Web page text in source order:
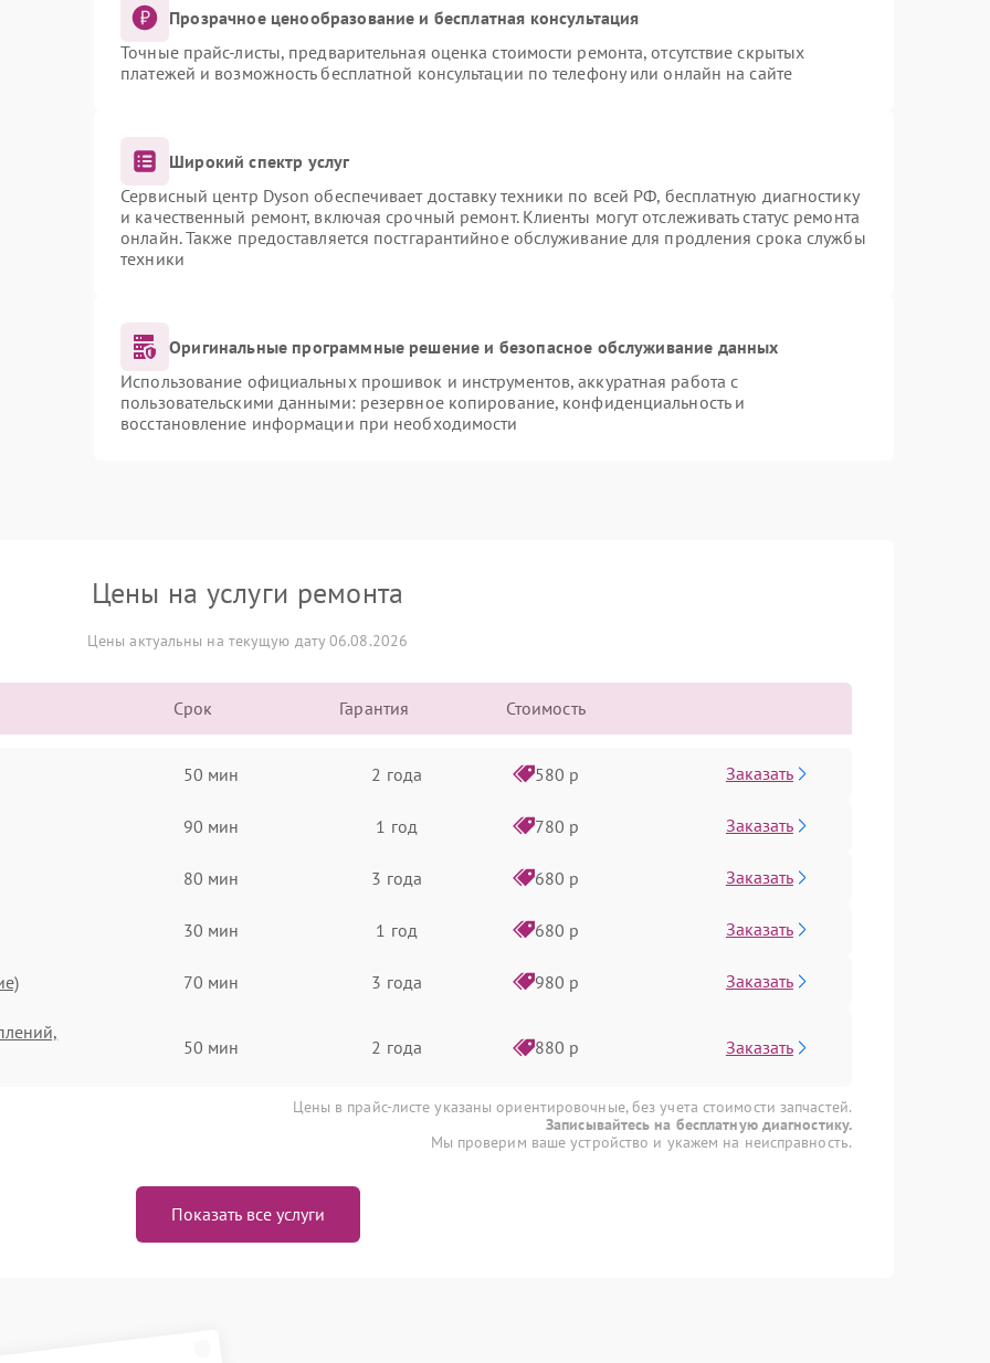
Прозрачное ценообразование и бесплатная консультация
Точные прайс-листы, предварительная оценка стоимости ремонта, отсутствие скрытых
платежей и возможность бесплатной консультации по телефону или онлайн на сайте
Широкий спектр услуг
Сервисный центр Dyson обеспечивает доставку техники по всей РФ, бесплатную диагностику
и качественный ремонт, включая срочный ремонт. Клиенты могут отслеживать статус ремонта
онлайн. Также предоставляется постгарантийное обслуживание для продления срока службы
техники
Оригинальные программные решение и безопасное обслуживание данных
Использование официальных прошивок и инструментов, аккуратная работа с
пользовательскими данными: резервное копирование, конфиденциальность и
восстановление информации при необходимости
Цены на услуги ремонта
Цены актуальны на текущую дату 06.08.2026
Срок Гарантия Стоимость
50 мин 2 года 580 р Заказать
90 мин 1 год 780 р Заказать
80 мин 3 года 680 р Заказать
30 мин 1 год 680 р Заказать
70 мин 3 года 980 р Заказать
50 мин 2 года 880 р Заказать
Цены в прайс-листе указаны ориентировочные, без учета стоимости запчастей.
Записывайтесь на бесплатную диагностику.
Мы проверим ваше устройство и укажем на неисправность.
Показать все услуги